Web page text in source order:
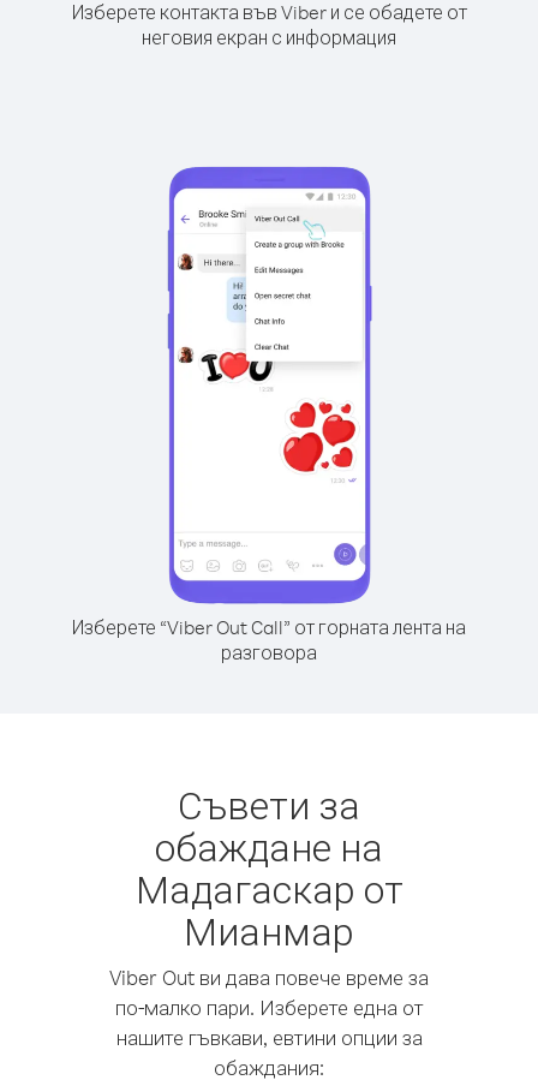
Изберете контакта във Viber и се обадете от
неговия екран с информация
Изберете “Viber Out Call” от горната лента на
разговора
Съвети за
обаждане на
Мадагаскар от
Мианмар
Viber Out ви дава повече време за
по-малко пари. Изберете една от
нашите гъвкави, евтини опции за
обаждания: